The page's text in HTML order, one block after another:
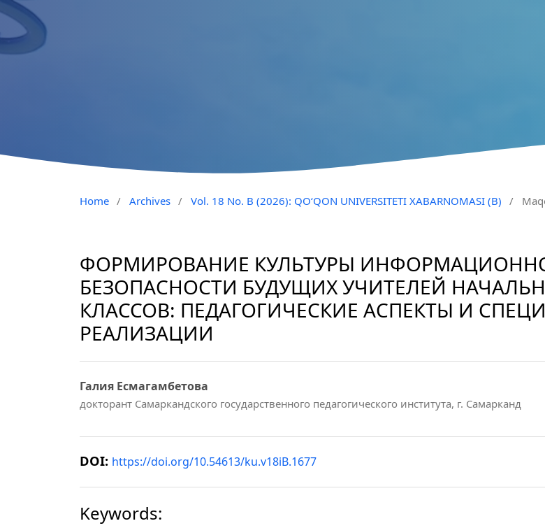
Home / Archives / Vol. 18 No. B (2026): QO‘QON UNIVERSITETI XABARNOMASI (B) /
ФОРМИРОВАНИЕ КУЛЬТУРЫ
БЕЗОПАСНОСТИ БУДУЩИХ УЧИТЕЛЕЙ
КЛАССОВ: ПЕДАГОГИЧЕСКИЕ АСПЕКТЫ И
РЕАЛИЗАЦИИ
Галия Есмагамбетова
докторант Самаркандского государственного педагогического института, г. Самарканд
DOI: https://doi.org/10.54613/ku.v18iB.1677
Keywords: